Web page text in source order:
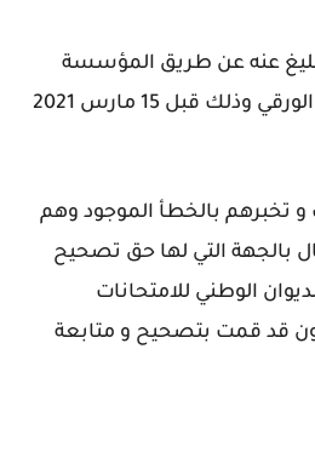
عنه عن طريق المؤسسة
التي أودعت فيها ملفك الورقي وذلك قبل 15 مارس 2021
تخبرهم بالخطأ الموجود وهم
بالجهة التي لها حق تصحيح
الوطني للامتحانات
قد قمت بتصحيح و متابعة